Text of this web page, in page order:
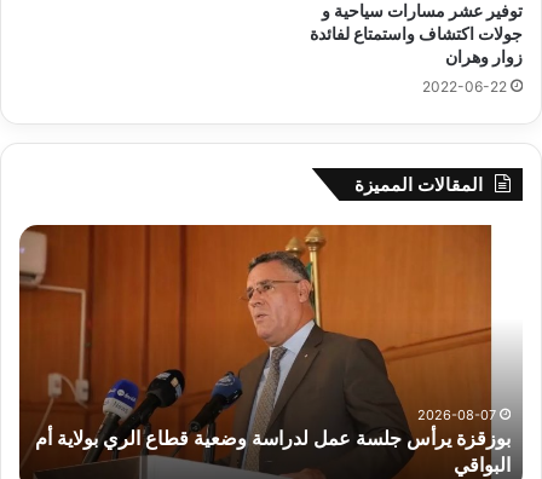
توفير عشر مسارات سياحية و
جولات اكتشاف واستمتاع لفائدة
زوار وهران
2022-06-22
المقالات المميزة
قطاع الري بولاية أم
رهان
على
الادماج
المبكّر
للمتمدرسين
المصابين
2026-08-07
رهان على الادماج المبكّر للمتمدرسين